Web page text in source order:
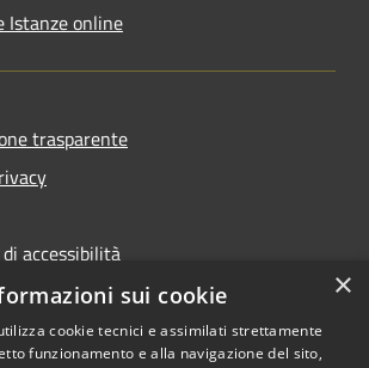
Istanze online
trasparente
accessibilità
×
sui cookie
cookie tecnici e assimilati strettamente
funzionamento e alla navigazione del sito,